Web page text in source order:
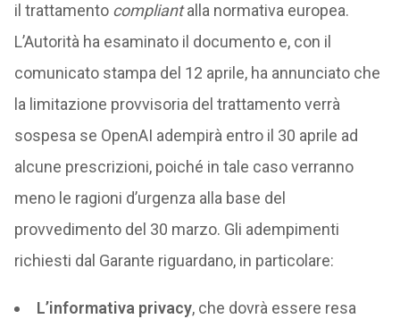
il trattamento compliantalla normativa europea.
L’Autorità ha esaminato il documento e, con il
comunicato stampa del 12 aprile, ha annunciato che
la limitazione provvisoria del trattamento verrà
sospesa se OpenAI adempirà entro il 30 aprile ad
alcune prescrizioni, poiché in tale caso verranno
meno le ragioni d’urgenza alla base del
provvedimento del 30 marzo. Gli adempimenti
richiesti dal Garante riguardano, in particolare:
L’informativa privacy, che dovrà essere resa